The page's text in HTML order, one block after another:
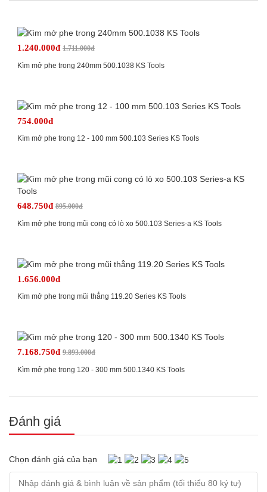
1.240.000đ 1.711.000đ
Kìm mở phe trong 240mm 500.1038 KS Tools
754.000đ
Kìm mở phe trong 12 - 100 mm 500.103 Series KS Tools
648.750đ 895.000đ
Kìm mở phe trong mũi cong có lò xo 500.103 Series-a KS Tools
1.656.000đ
Kìm mở phe trong mũi thẳng 119.20 Series KS Tools
7.168.750đ 9.893.000đ
Kìm mở phe trong 120 - 300 mm 500.1340 KS Tools
Đánh giá
Chọn đánh giá của bạn